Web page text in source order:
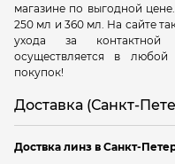
магазине по выгодной
250 мл и 360 мл. На сайте
ухода за контактной
осуществляется в
покупок!
Доставка (Санкт-
Доствка линз в Санкт-